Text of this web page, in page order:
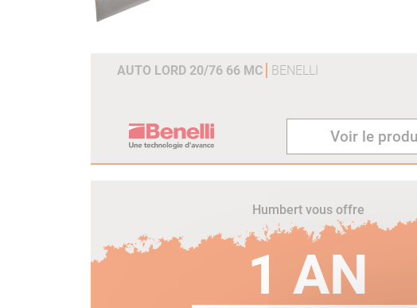
AUTO LORD 20/76 66 MC BENELLI
Voir le
Humbert vous offre
1 AN